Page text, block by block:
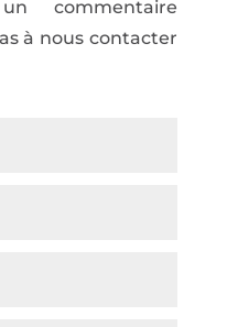
commentaire
à nous contacter